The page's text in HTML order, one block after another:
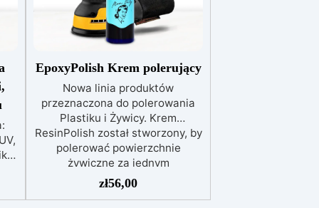
EpoxyPolish Krem polerujący
Nowa linia produktów
przeznaczona do polerowania
Plastiku i Żywicy. Krem
ResinPolish został stworzony, by
polerować powierzchnie
żywiczne za jednym
pociągnięciem. Jest również
idealny do szybkiego usuwania
zł56,00